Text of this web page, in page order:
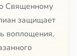
Священному
защищает
воплощения,